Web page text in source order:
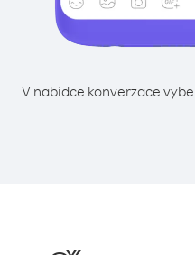
V nabídce konverzace